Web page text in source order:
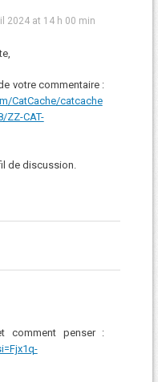
2024 at 14 h 00 min
votre commentaire :
CatCache/catcache
ZZ-CAT-
de discussion.
comment penser :